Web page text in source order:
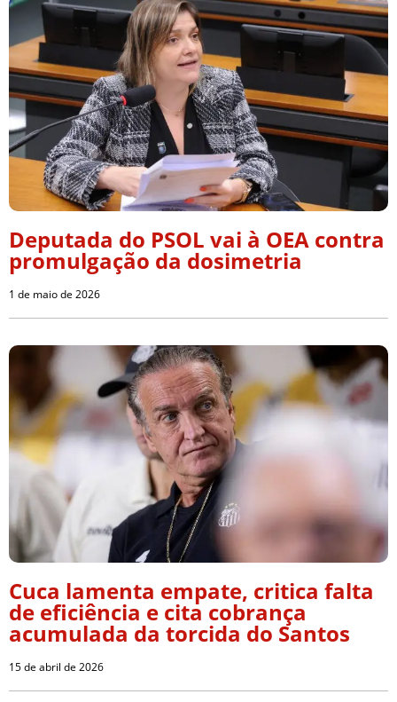
Deputada do PSOL vai à OEA contra
promulgação da dosimetria
1 de maio de 2026
Cuca lamenta empate, critica falta
de eficiência e cita cobrança
acumulada da torcida do Santos
15 de abril de 2026